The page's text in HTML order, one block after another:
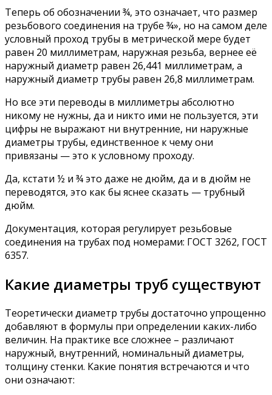
Теперь об обозначении ¾, это означает, что размер
резьбового соединения на трубе ¾», но на самом деле
условный проход трубы в метрической мере будет
равен 20 миллиметрам, наружная резьба, вернее её
наружный диаметр равен 26,441 миллиметрам, а
наружный диаметр трубы равен 26,8 миллиметрам.
Но все эти переводы в миллиметры абсолютно
никому не нужны, да и никто ими не пользуется, эти
цифры не выражают ни внутренние, ни наружные
диаметры трубы, единственное к чему они
привязаны — это к условному проходу.
Да, кстати ½ и ¾ это даже не дюйм, да и в дюйм не
переводятся, это как бы яснее сказать — трубный
дюйм.
Документация, которая регулирует резьбовые
соединения на трубах под номерами: ГОСТ 3262, ГОСТ
6357.
Какие диаметры труб существуют
Теоретически диаметр трубы достаточно упрощенно
добавляют в формулы при определении каких-либо
величин. На практике все сложнее – различают
наружный, внутренний, номинальный диаметры,
толщину стенки. Какие понятия встречаются и что
они означают: